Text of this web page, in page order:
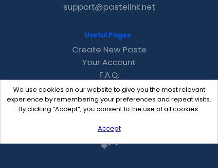
We use cookies on our website to give you the most relevant
experience by remembering your preferences and repeat visits.
By clicking “Accept”, you consent to the use of all cookies.
Accept
support@pastelink.net
Useful Pages
Create New Paste
Your Account
F.A.Q.
Recent
Contact